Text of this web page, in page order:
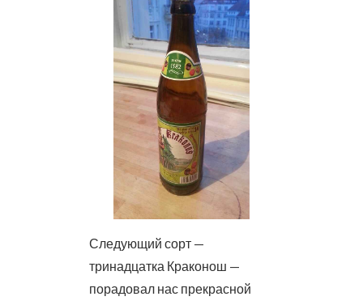
Следующий сорт —
тринадцатка Краконош —
порадовал нас прекрасной